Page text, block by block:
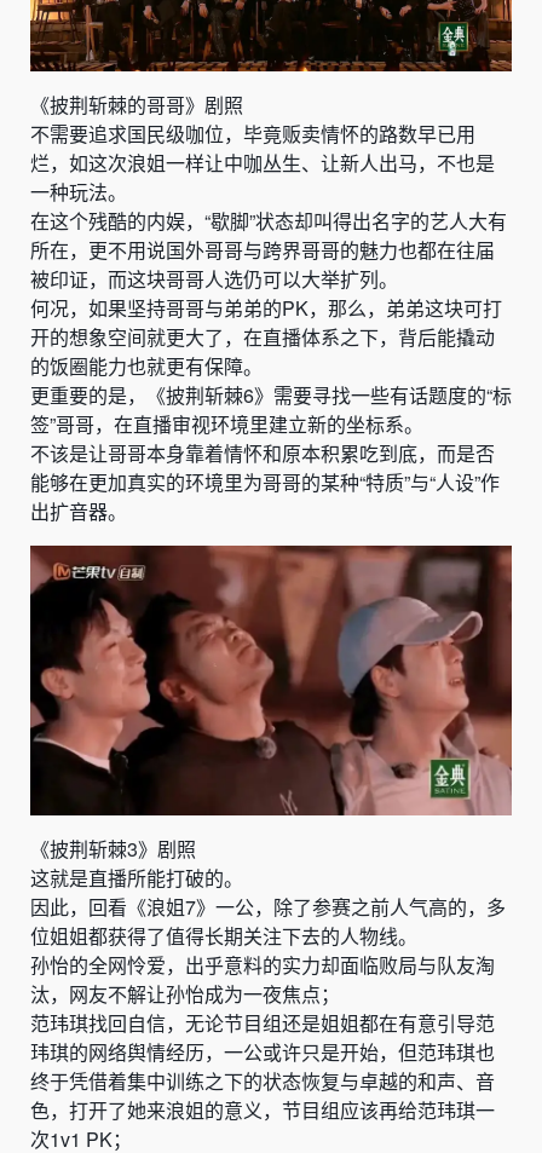
《披荆斩棘的哥哥》剧照
不需要追求国民级咖位，毕竟贩卖情怀的路数早已用
烂，如这次浪姐一样让中咖丛生、让新人出马，不也是
一种玩法。
在这个残酷的内娱，“歇脚”状态却叫得出名字的艺人大有
所在，更不用说国外哥哥与跨界哥哥的魅力也都在往届
被印证，而这块哥哥人选仍可以大举扩列。
何况，如果坚持哥哥与弟弟的PK，那么，弟弟这块可打
开的想象空间就更大了，在直播体系之下，背后能撬动
的饭圈能力也就更有保障。
更重要的是，《披荆斩棘6》需要寻找一些有话题度的“标
签”哥哥，在直播审视环境里建立新的坐标系。
不该是让哥哥本身靠着情怀和原本积累吃到底，而是否
能够在更加真实的环境里为哥哥的某种“特质”与“人设”作
出扩音器。
《披荆斩棘3》剧照
这就是直播所能打破的。
因此，回看《浪姐7》一公，除了参赛之前人气高的，多
位姐姐都获得了值得长期关注下去的人物线。
孙怡的全网怜爱，出乎意料的实力却面临败局与队友淘
汰，网友不解让孙怡成为一夜焦点；
范玮琪找回自信，无论节目组还是姐姐都在有意引导范
玮琪的网络舆情经历，一公或许只是开始，但范玮琪也
终于凭借着集中训练之下的状态恢复与卓越的和声、音
色，打开了她来浪姐的意义，节目组应该再给范玮琪一
次1v1 PK；